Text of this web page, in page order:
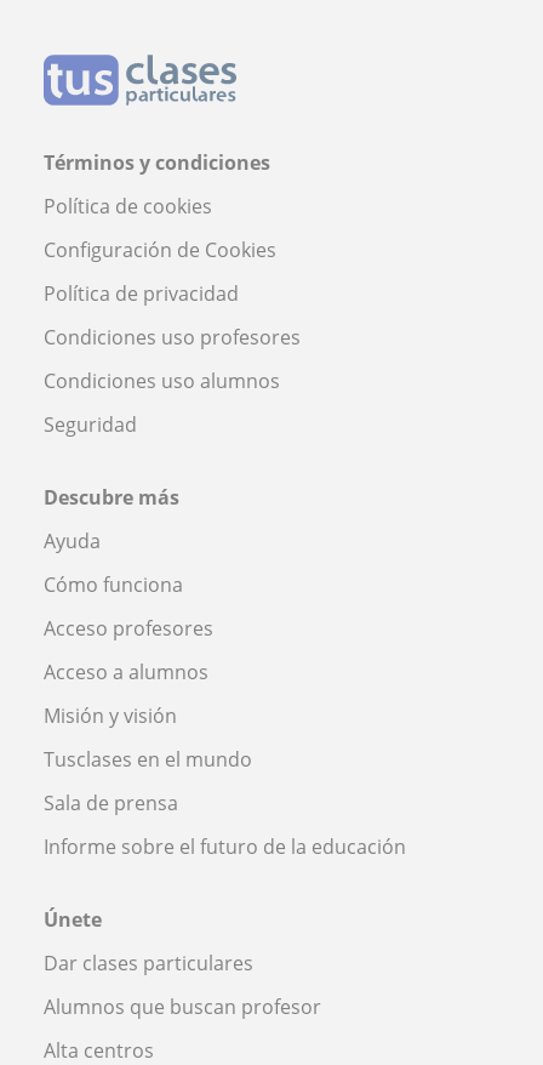
Términos y condiciones
Política de cookies
Configuración de Cookies
Política de privacidad
Condiciones uso profesores
Condiciones uso alumnos
Seguridad
Descubre más
Ayuda
Cómo funciona
Acceso profesores
Acceso a alumnos
Misión y visión
Tusclases en el mundo
Sala de prensa
Informe sobre el futuro de la educación
Únete
Dar clases particulares
Alumnos que buscan profesor
Alta centros